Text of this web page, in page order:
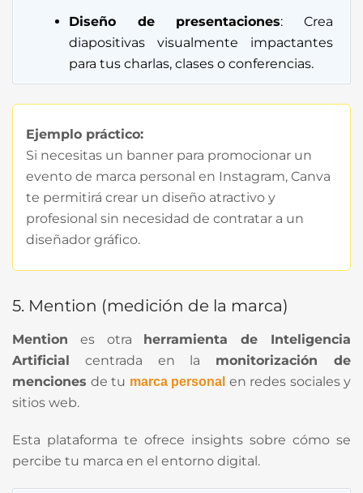
Diseño de presentaciones: Crea
diapositivas visualmente impactantes
para tus charlas, clases o conferencias.
Ejemplo práctico:
Si necesitas un banner para promocionar un
evento de marca personal en Instagram, Canva
te permitirá crear un diseño atractivo y
profesional sin necesidad de contratar a un
diseñador gráfico.
5. Mention (medición de la marca)
Mention es otra
herramienta de Inteligencia
Artificial
centrada en la monitorización de
menciones de tu marca personal en redes sociales y
sitios web.
Esta plataforma te ofrece insights sobre cómo se
percibe tu marca en el entorno digital.